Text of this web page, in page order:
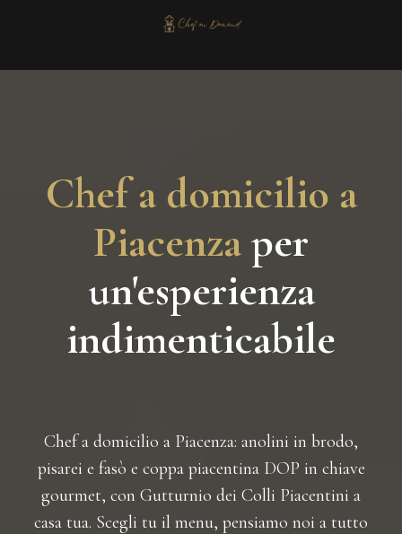
Chef a domicilio a
Piacenzaper
un'esperienza
indimenticabile
Chef a domicilio a Piacenza: anolini in brodo,
pisarei e fasò e coppa piacentina DOP in chiave
gourmet, con Gutturnio dei Colli Piacentini a
casa tua. Scegli tu il menu, pensiamo noi a tutto